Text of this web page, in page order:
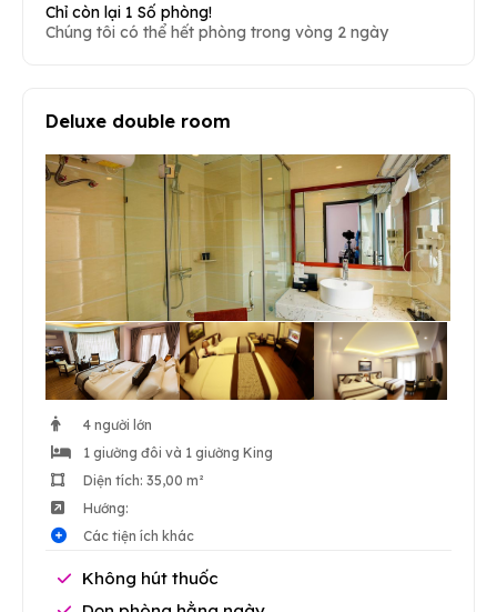
Chỉ còn lại 1 Số phòng!
Chúng tôi có thể hết phòng trong vòng 2 ngày
Deluxe double room
4 người lớn
1 giường đôi và 1 giường King
Diện tích: 35,00 m²
Hướng:
Các tiện ích khác
Không hút thuốc